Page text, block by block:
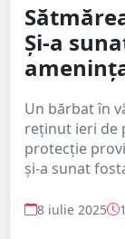
Și-a
Un bărbat în
reținut ieri de
protecție
și-a sunat
8 iulie 2025